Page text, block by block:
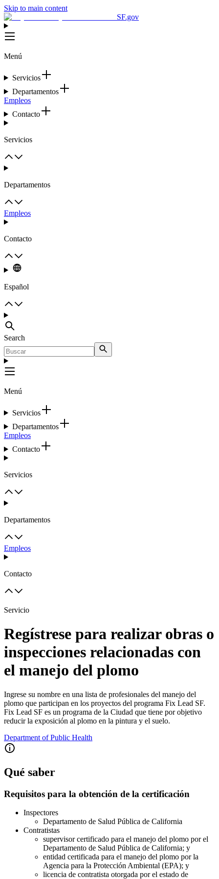
Skip to main content
SF.gov
Menú
Servicios
Departamentos
Empleos
Contacto
Servicios
Departamentos
Empleos
Contacto
Español
Search
Menú
Servicios
Departamentos
Empleos
Contacto
Servicios
Departamentos
Empleos
Contacto
Servicio
Regístrese para realizar obras o
inspecciones relacionadas con
el manejo del plomo
Ingrese su nombre en una lista de profesionales del manejo del
plomo que participan en los proyectos del programa Fix Lead SF.
Fix Lead SF es un programa de la Ciudad que tiene por objetivo
reducir la exposición al plomo en la pintura y el suelo.
Department of Public Health
Qué saber
Requisitos para la obtención de la certificación
Inspectores
Departamento de Salud Pública de California
Contratistas
supervisor certificado para el manejo del plomo por el
Departamento de Salud Pública de California; y
entidad certificada para el manejo del plomo por la
Agencia para la Protección Ambiental (EPA); y
licencia de contratista otorgada por el estado de